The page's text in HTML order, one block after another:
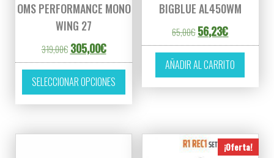
OMS PERFORMANCE MONO
WING 27
319,00€ El precio original era: 319,00€.
305,00€El precio actual es: 305,00€.
SELECCIONAR OPCIONES
Este producto tiene múltiples variantes.
BIGBLUE AL450WM
65,00€ El precio original
56,23€El precio
AÑADIR AL CARRITO
¡Oferta!